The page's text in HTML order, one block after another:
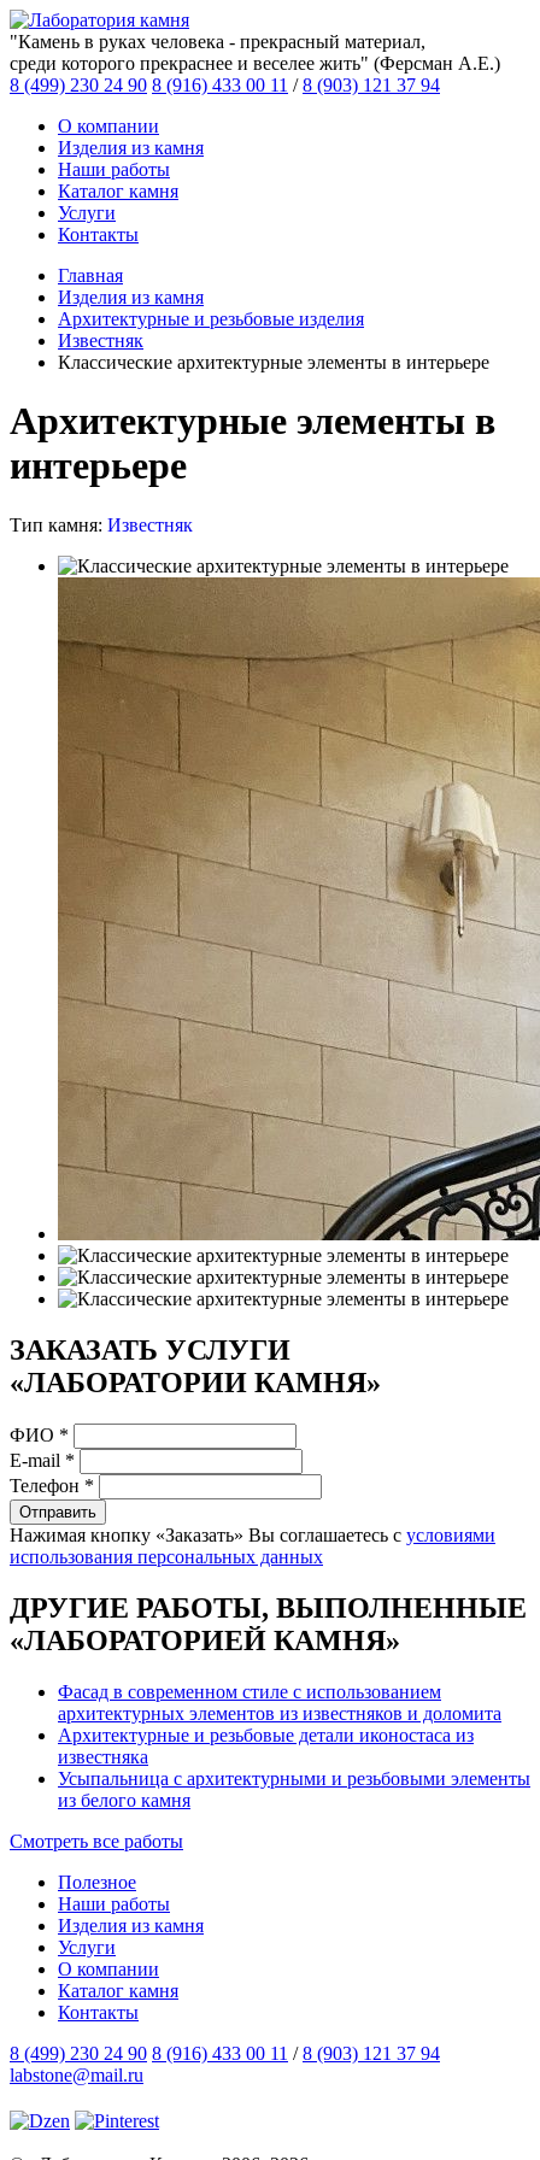
"Камень в руках человека - прекрасный материал,
среди которого прекраснее и веселее жить" (Ферсман А.Е.)
8 (499) 230 24 90 8 (916) 433 00 11 /8 (903) 121 37 94
О компании
Изделия из камня
Наши работы
Каталог камня
Услуги
Контакты
Главная
Изделия из камня
Архитектурные и резьбовые изделия
Известняк
Классические архитектурные элементы в интерьере
Архитектурные элементы в
интерьере
Тип камня: Известняк
ЗАКАЗАТЬ УСЛУГИ
«ЛАБОРАТОРИИ КАМНЯ»
ФИО *
E-mail *
Телефон *
Отправить
Нажимая кнопку «Заказать» Вы соглашаетесь с условиями
использования персональных данных
ДРУГИЕ РАБОТЫ, ВЫПОЛНЕННЫЕ
«ЛАБОРАТОРИЕЙ КАМНЯ»
Фасад в современном стиле с использованием
архитектурных элементов из известняков и доломита
Архитектурные и резьбовые детали иконостаса из
известняка
Усыпальница с архитектурными и резьбовыми элементы
из белого камня
Смотреть все работы
Полезное
Наши работы
Изделия из камня
Услуги
О компании
Каталог камня
Контакты
8 (499) 230 24 90 8 (916) 433 00 11 /8 (903) 121 37 94
labstone@mail.ru